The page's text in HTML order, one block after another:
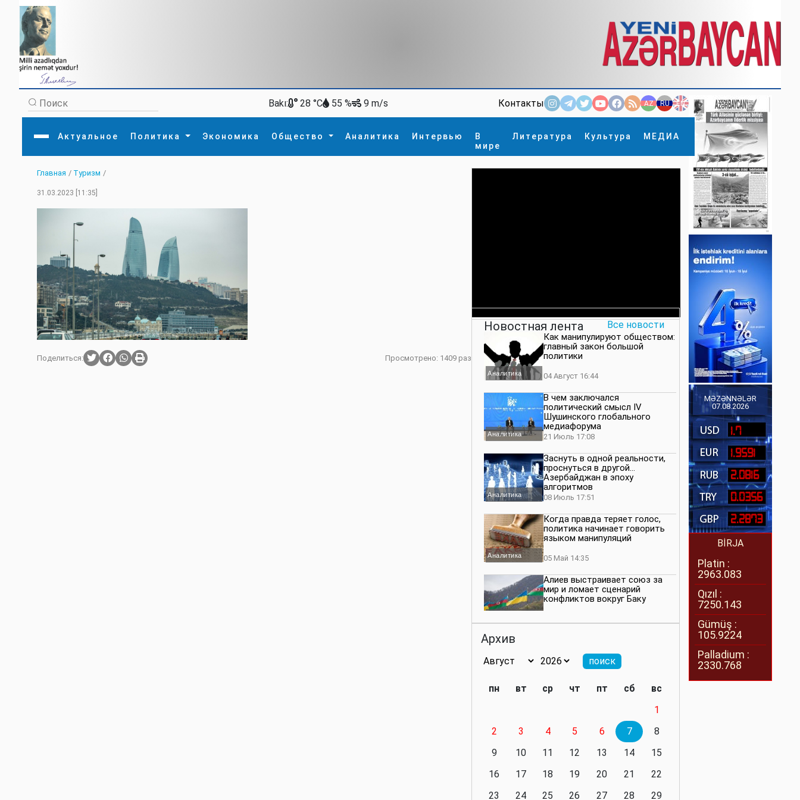
Bakı: 28 °C 55 % 9 m/s Контакты AZ RU EN
Актуальное Политика Экономика Общество Аналитика Интервью
В
мире
Литература Культура МЕДИА
×
Главная
Актуальное
Экономика
Культура
Интервью
Литература
МЕДИА
Внутренняя политикаНаука
Главная / Туризм /
31.03.2023 [11:35]
Поделиться: Просмотрено: 1409 раз
Новостная лента Все новости
Аналитика
Как манипулируют обществом:
главный закон большой
политики
04 Август 16:44
Аналитика
В чем заключался
политический смысл IV
Шушинского глобального
медиафорума
21 Июль 17:08
Аналитика
Заснуть в одной реальности,
проснуться в другой…
Азербайджан в эпоху
алгоритмов
08 Июль 17:51
Аналитика
Когда правда теряет голос,
политика начинает говорить
языком манипуляций
05 Май 14:35
Алиев выстраивает союз за
мир и ломает сценарий
конфликтов вокруг Баку
значимость региона
нейтралитета больше не будет
Политика
президенту приходится все
делать самому
Архив
пн вт ср чт пт сб
вс
1
2
3 4 5 6 7
8
9
10 11 12 13 14
15
16
17 18 19 20 21
22
23
24 25 26 27 28
29
MƏZƏNNƏLƏR
07.08.2026
1.7
1.9591
2.0816
0.0356
2.2873
BİRJA
Platin :
2963.083
Qızıl :
7250.143
Gümüş :
105.9224
Palladium :
2330.768